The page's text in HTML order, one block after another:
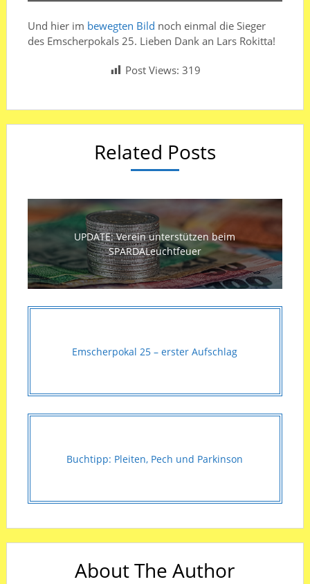
Und hier im bewegten Bild noch einmal die Sieger
des Emscherpokals 25. Lieben Dank an Lars Rokitta!
Post Views: 319
Related Posts
UPDATE: Verein unterstützen beim
SPARDALeuchtfeuer
Emscherpokal 25 – erster Aufschlag
Buchtipp: Pleiten, Pech und Parkinson
About The Author